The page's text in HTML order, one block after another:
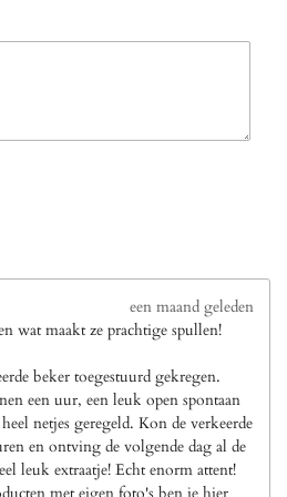
een maand geleden
wat maakt ze prachtige spullen!
beker toegestuurd gekregen.
een uur, een leuk open spontaan
netjes geregeld. Kon de verkeerde
en ontving de volgende dag al de
leuk extraatje! Echt enorm attent!